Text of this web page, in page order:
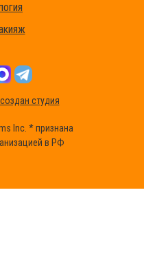
студия
Inc. * признана
в РФ